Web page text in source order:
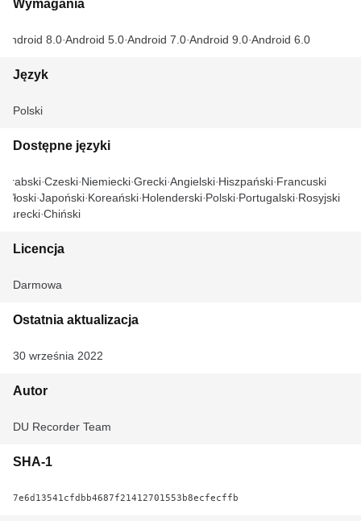
Wymagania
Android 8.0 Android 5.0 Android 7.0 Android 9.0 Android 6.0
Język
Polski
Dostępne języki
Arabski Czeski Niemiecki Grecki Angielski Hiszpański Francuski
Włoski Japoński Koreański Holenderski Polski Portugalski Rosyjski
Turecki Chiński
Licencja
Darmowa
Ostatnia aktualizacja
30 września 2022
Autor
DU Recorder Team
SHA-1
7e6d13541cfdbb4687f21412701553b8ecfecffb